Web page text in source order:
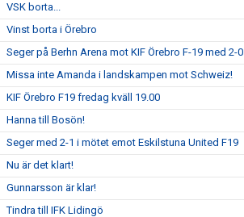
VSK borta...
Vinst borta i Örebro
Seger på Berhn Arena mot KIF Örebro F-19 med 2-0
Missa inte Amanda i landskampen mot Schweiz!
KIF Örebro F19 fredag kväll 19.00
Hanna till Bosön!
Seger med 2-1 i mötet emot Eskilstuna United F19
Nu är det klart!
Gunnarsson är klar!
Tindra till IFK Lidingö